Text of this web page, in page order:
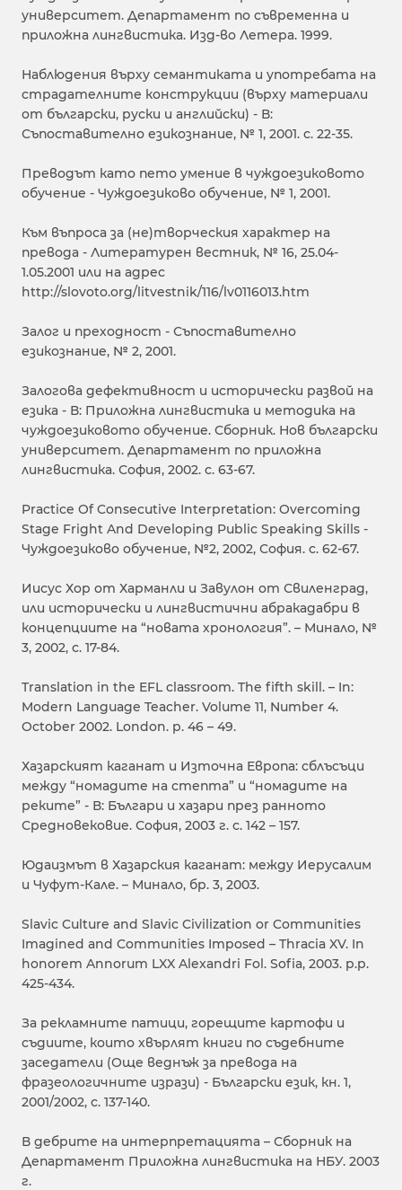
университет. Департамент по съвременна и
приложна лингвистика. Изд-во Летера. 1999.
Наблюдения върху семантиката и употребата на
страдателните конструкции (върху материали
от български, руски и английски) - В:
Съпоставително езикознание, № 1, 2001. с. 22-35.
Преводът като пето умение в чуждоезиковото
обучение - Чуждоезиково обучение, № 1, 2001.
Към въпроса за (не)творческия характер на
превода - Литературен вестник, № 16, 25.04-
1.05.2001 или на адрес
http://slovoto.org/litvestnik/116/lv0116013.htm
Залог и преходност - Съпоставително
езикознание, № 2, 2001.
Залогова дефективност и исторически развой на
езика - В: Приложна лингвистика и методика на
чуждоезиковото обучение. Сборник. Нов български
университет. Департамент по приложна
лингвистика. София, 2002. с. 63-67.
Practice Of Consecutive Interpretation: Overcoming
Stage Fright And Developing Public Speaking Skills -
Чуждоезиково обучение, №2, 2002, София. с. 62-67.
Иисус Хор от Харманли и Завулон от Свиленград,
или исторически и лингвистични абракадабри в
концепциите на “новата хронология”. – Минало, №
3, 2002, с. 17-84.
Translation in the EFL classroom. The fifth skill. – In:
Modern Language Teacher. Volume 11, Number 4.
October 2002. London. p. 46 – 49.
Хазарският каганат и Източна Европа: сблъсъци
между “номадите на степта” и “номадите на
реките” - В: Българи и хазари през ранното
Средновековие. София, 2003 г. с. 142 – 157.
Юдаизмът в Хазарския каганат: между Иерусалим
и Чуфут-Кале. – Минало, бр. 3, 2003.
Slavic Culture and Slavic Civilization or Communities
Imagined and Communities Imposed – Thracia XV. In
honorem Annorum LXX Alexandri Fol. Sofia, 2003. p.p.
425-434.
За рекламните патици, горещите картофи и
съдиите, които хвърлят книги по съдебните
заседатели (Още веднъж за превода на
фразеологичните изрази) - Български език, кн. 1,
2001/2002, с. 137-140.
В дебрите на интерпретацията – Сборник на
Департамент Приложна лингвистика на НБУ. 2003
г.